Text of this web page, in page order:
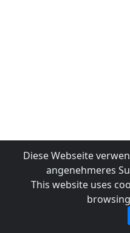
Diese Webseite
angenehmeres
This website uses